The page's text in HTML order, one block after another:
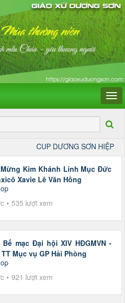
CUP DƯƠNG SƠN HIỆP NHẤT
Kim Khánh Linh Mục Đức
Xavie Lê Văn Hồng
535 lượt xem
mạc Đại hội XIV HĐGMVN -
Mục vụ GP Hải Phòng
921 lượt xem